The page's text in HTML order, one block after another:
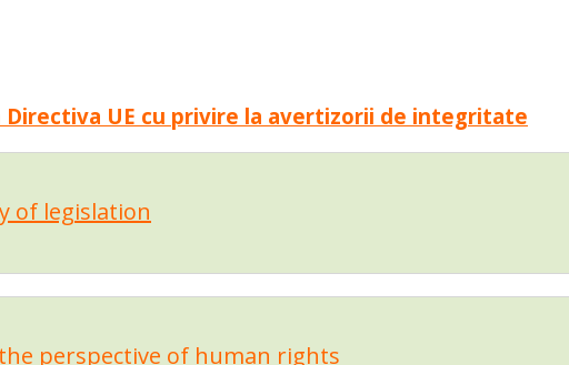
UE cu privire la avertizorii de integritate
of legislation
perspective of human rights